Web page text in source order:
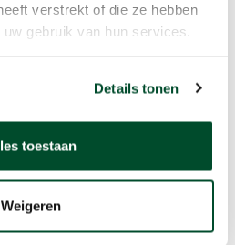
verstrekt of die ze hebben
gebruik van hun services.
Details tonen
toestaan
Weigeren